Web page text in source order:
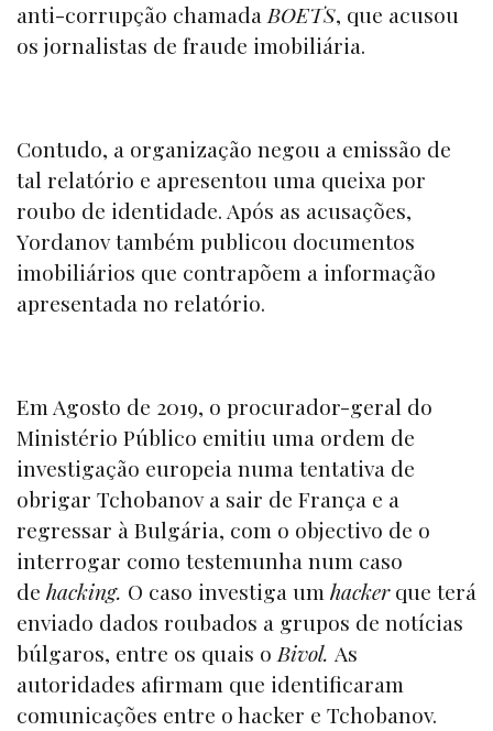
anti-corrupção chamada BOETS, que acusou
os jornalistas de fraude imobiliária.
Contudo, a organização negou a emissão de
tal relatório e apresentou uma queixa por
roubo de identidade. Após as acusações,
Yordanov também publicou documentos
imobiliários que contrapõem a informação
apresentada no relatório.
Em Agosto de 2019, o procurador-geral do
Ministério Público emitiu uma ordem de
investigação europeia numa tentativa de
obrigar Tchobanov a sair de França e a
regressar à Bulgária, com o objectivo de o
interrogar como testemunha num caso
de hacking. O caso investiga umhackerque terá
enviado dados roubados a grupos de notícias
búlgaros, entre os quais oBivol. As
autoridades afirmam que identificaram
comunicações entre o hacker e Tchobanov.